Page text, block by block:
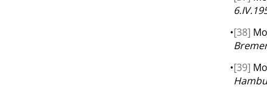
•[38]
•[39]